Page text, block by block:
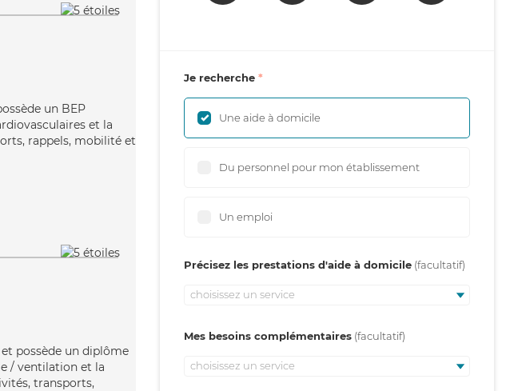
un BEP
et la
rappels, mobilité et
possède un diplôme
/ ventilation et la
transports,
Je recherche
Une aide à domicile
Du personnel pour mon établissement
Un emploi
Précisez les prestations d'aide à domicile
choisissez un service
Mes besoins complémentaires
choisissez un service